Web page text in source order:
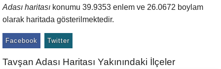
Adası haritası konumu 39.9353 enlem ve 26.0672 boylam
olarak haritada gösterilmektedir.
Facebook Twitter
Tavşan Adası Haritası Yakınındaki İlçeler